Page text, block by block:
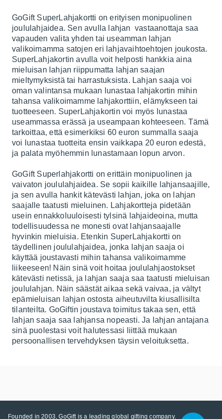
GoGift SuperLahjakortti on erityisen monipuolinen
joululahjaidea. Sen avulla lahjan vastaanottaja saa
vapauden valita yhden tai useamman lahjan
valikoimamma satojen eri lahjavaihtoehtojen joukosta.
SuperLahjakortin avulla voit helposti hankkia aina
mieluisan lahjan riippumatta lahjan saajan
mieltymyksistä tai harrastuksista. Lahjan saaja voi
oman valintansa mukaan lunastaa lahjakortin mihin
tahansa valikoimamme lahjakorttiin, elämykseen tai
tuotteeseen. SuperLahjakortin voi myös lunastaa
useammassa erässä ja useampaan kohteeseen. Tämä
tarkoittaa, että esimerkiksi 60 euron summalla saaja
voi lunastaa tuotteita ensin vaikkapa 20 euron edestä,
ja palata myöhemmin lunastamaan lopun arvon.
GoGift Superlahjakortti on erittäin monipuolinen ja
vaivaton joululahjaidea. Se sopii kaikille lahjansaajille,
ja sen avulla hankit kätevästi lahjan, joka on lahjan
saajalle taatusti mieluinen. Lahjakortteja pidetään
usein ennakkoluuloisesti tylsinä lahjaideoina, mutta
todellisuudessa ne monesti ovat lahjansaajalle
hyvinkin mieluisia. Etenkin SuperLahjakortti on
täydellinen joululahjaidea, jonka lahjan saaja oi
käyttää joustavasti mihin tahansa valikoimamme
liikeeseen! Näin sinä voit hoitaa joululahjaostokset
kätevästi netissä, ja lahjan saaja saa taatusti mieluisan
joululahjan. Näin säästät aikaa sekä vaivaa, ja vältyt
epämieluisan lahjan ostosta aiheutuvilta kiusallisilta
tilanteilta. GoGiftin joustava toimitus takaa sen, että
lahjan saaja saa lahjansa nopeasti. Ja lahjan antajana
sinä puolestasi voit halutessasi liittää mukaan
persoonallisen tervehdyksen täysin veloituksetta.
Founded in 2003, GoGift is a leading global gifting company.